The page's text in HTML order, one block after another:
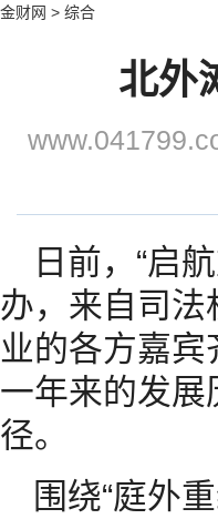
金财网 > 综合
北外
日前，“启
办，来自司
业的各方嘉
一年来的发
径。
围绕“庭外